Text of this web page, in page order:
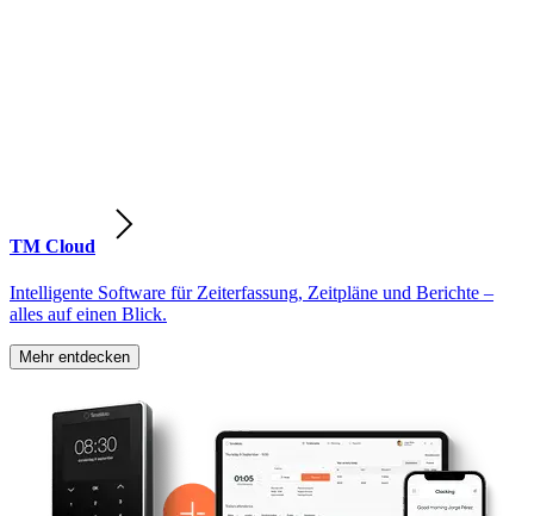
TM Cloud
Intelligente Software für Zeiterfassung, Zeitpläne und Berichte –
alles auf einen Blick.
Mehr entdecken